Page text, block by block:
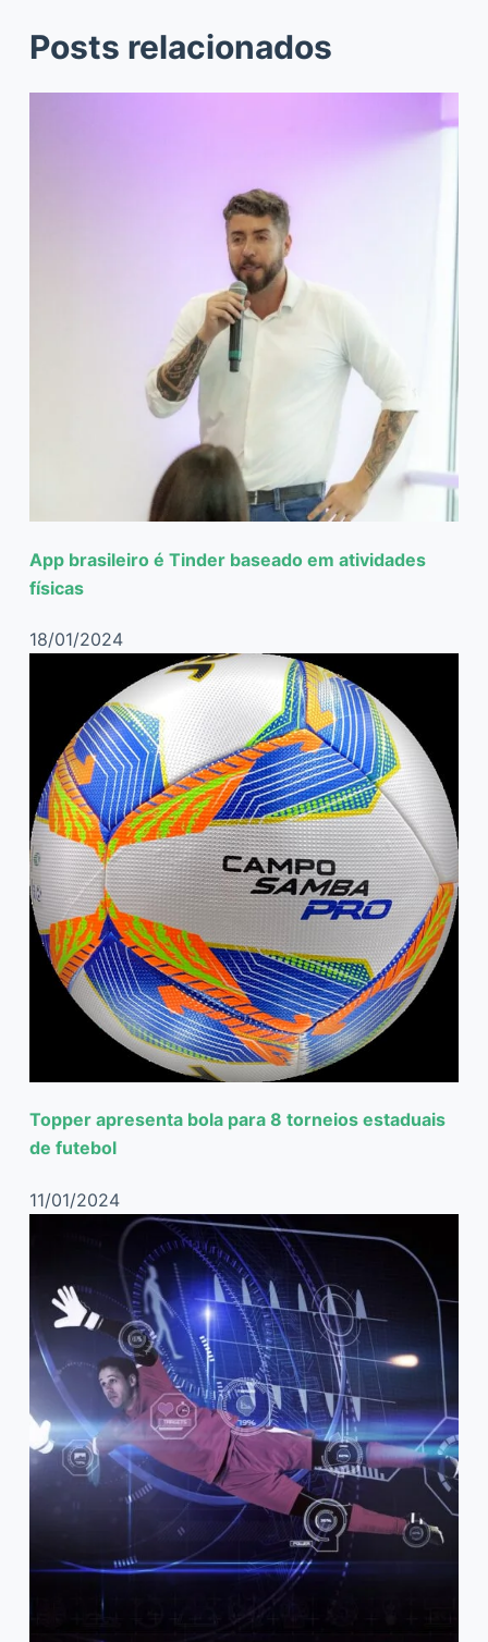
Posts relacionados
App brasileiro é Tinder baseado em atividades
físicas
18/01/2024
Topper apresenta bola para 8 torneios estaduais
de futebol
11/01/2024